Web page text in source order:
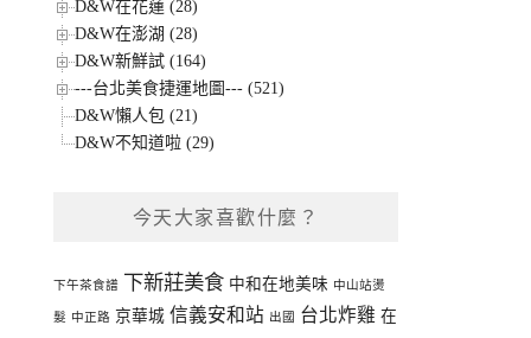
D&W在花蓮 (28)
D&W在澎湖 (28)
D&W新鮮試 (164)
---台北美食捷運地圖--- (521)
D&W懶人包 (21)
D&W不知道啦 (29)
今天大家喜歡什麼？
下午茶食譜 下新莊美食 中和在地美味 中山站燙
髮 中正路 京華城 信義安和站 出國 台北炸雞 在